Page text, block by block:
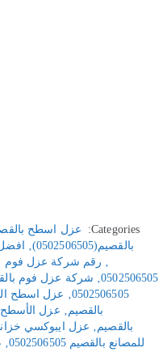
Categories:
عزل اسطح
بالقصيم(0502506505)
‚
افضل
‚ رقم شركة عزل فوم بالقصيم
0502506505
‚ شركة عزل فوم
0502506505
‚ عزل اسطح القصيم
بالقصيم‚ عزل الأسطح
بالقصيم‚ عزل ايبوكسي خزانات
للمصانع بالقصيم 0502506505
‚